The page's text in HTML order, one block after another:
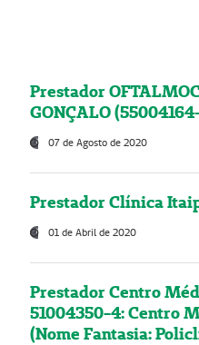
Prestador
GONÇALO
07 de Agosto de 2020
Prestador Clínica
01 de Abril de 2020
Prestador Centro
51004350-4: Centro
(Nome Fantasia: